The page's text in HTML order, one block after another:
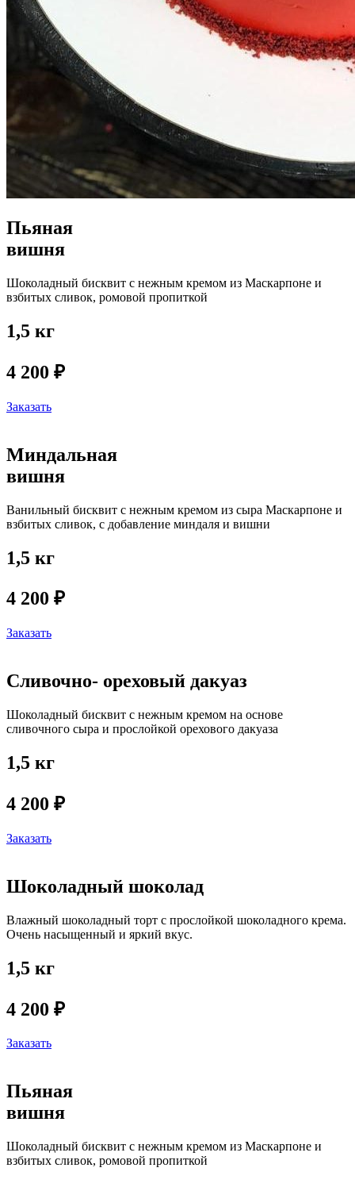
Пьяная
вишня
Шоколадный бисквит с нежным кремом из Маскарпоне и
взбитых сливок, ромовой пропиткой
1,5 кг
4 200 ₽
Заказать
Миндальная
вишня
Ванильный бисквит с нежным кремом из сыра Маскарпоне и
взбитых сливок, с добавление миндаля и вишни
1,5 кг
4 200 ₽
Заказать
Сливочно- ореховый дакуаз
Шоколадный бисквит с нежным кремом на основе
сливочного сыра и прослойкой орехового дакуаза
1,5 кг
4 200 ₽
Заказать
Шоколадный шоколад
Влажный шоколадный торт с прослойкой шоколадного крема.
Очень насыщенный и яркий вкус.
1,5 кг
4 200 ₽
Заказать
Пьяная
вишня
Шоколадный бисквит с нежным кремом из Маскарпоне и
взбитых сливок, ромовой пропиткой